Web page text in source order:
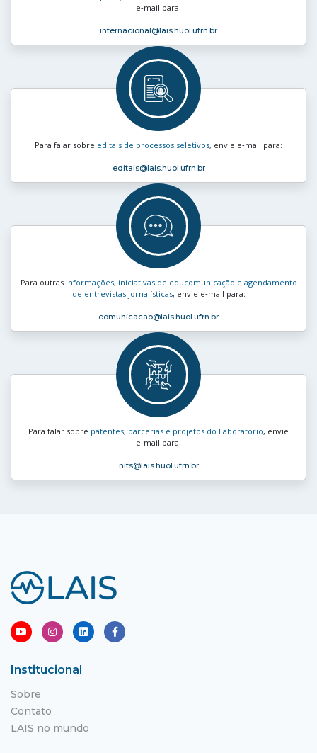
e‑mail para:
internacional@lais.huol.ufrn.br
Para falar sobre editais de processos seletivos, envie e‑mail para:
editais@lais.huol.ufrn.br
Para outras informações, iniciativas de educomunicação e agendamento
de entrevistas jornalísticas, envie e‑mail para:
comunicacao@lais.huol.ufrn.br
Para falar sobre patentes, parcerias e projetos do Laboratório, envie
e‑mail para:
nits@lais.huol.ufrn.br
Institucional
Sobre
Contato
LAIS no mundo